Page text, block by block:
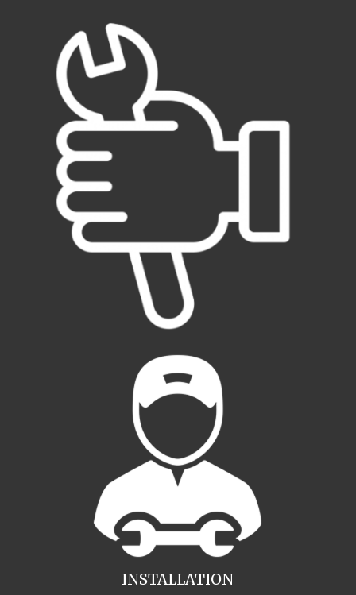
INSTALLATION